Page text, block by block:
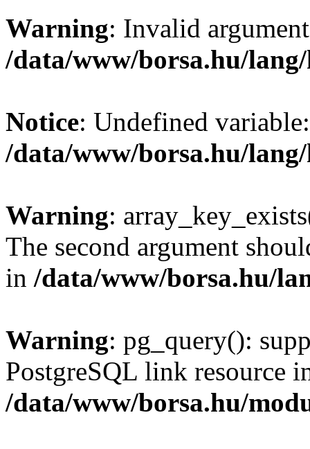
Warning: Invalid
/data/www/borsa.hu/
Notice: Undefined
/data/www/borsa.hu/
Warning:
The second argument
in /data/www/borsa.hu/
Warning: pg_query():
PostgreSQL link resource
/data/www/borsa.hu/